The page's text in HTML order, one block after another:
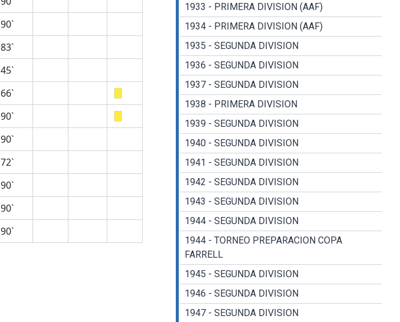
90`
83`
45`
66`
90`
90`
72`
90`
90`
90`
1933 - PRIMERA DIVISION (AAF)
1934 - PRIMERA DIVISION (AAF)
1935 - SEGUNDA DIVISION
1936 - SEGUNDA DIVISION
1937 - SEGUNDA DIVISION
1938 - PRIMERA DIVISION
1939 - SEGUNDA DIVISION
1940 - SEGUNDA DIVISION
1941 - SEGUNDA DIVISION
1942 - SEGUNDA DIVISION
1943 - SEGUNDA DIVISION
1944 - SEGUNDA DIVISION
1944 - TORNEO PREPARACION COPA
FARRELL
1945 - SEGUNDA DIVISION
1946 - SEGUNDA DIVISION
1947 - SEGUNDA DIVISION